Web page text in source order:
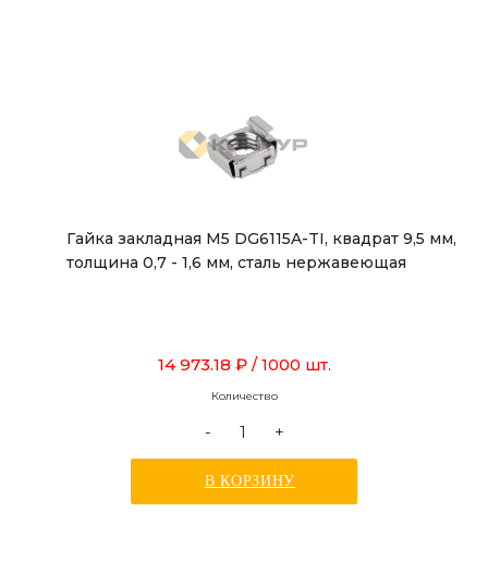
Гайка закладная М5 DG6115A-TI, квадрат 9,5 мм,
толщина 0,7 - 1,6 мм, сталь нержавеющая
14 973.18 ₽ / 1000 шт.
Количество
- +
В КОРЗИНУ